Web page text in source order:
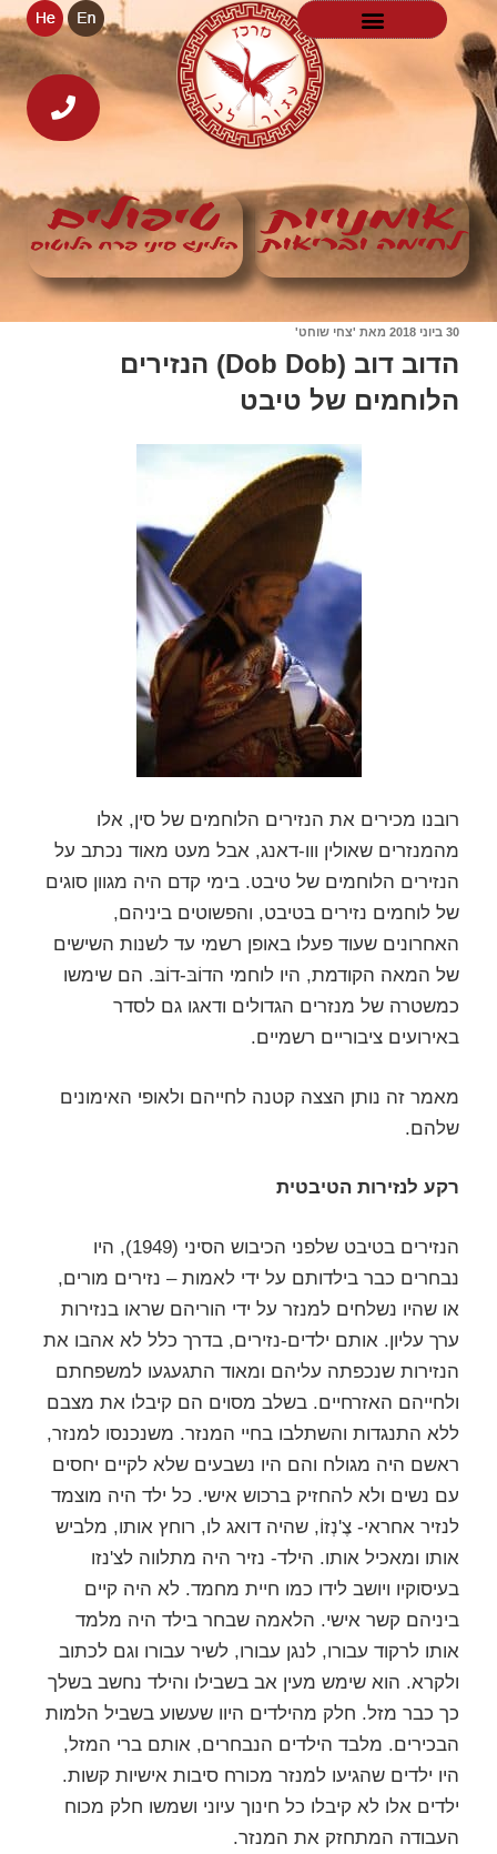
30 ביוני 2018 מאת 'צחי שוחט'
הדוב דוב (Dob Dob) הנזירים
הלוחמים של טיבט
רובנו מכירים את הנזירים הלוחמים של סין, אלו
מהמנזרים שאולין ווו-דאנג, אבל מעט מאוד נכתב על
הנזירים הלוחמים של טיבט. בימי קדם היה מגוון סוגים
של לוחמים נזירים בטיבט, והפשוטים ביניהם,
האחרונים שעוד פעלו באופן רשמי עד לשנות השישים
של המאה הקודמת, היו לוחמי הדוֹבּ-דוֹבּ. הם שימשו
כמשטרה של מנזרים הגדולים ודאגו גם לסדר
באירועים ציבוריים רשמיים.
מאמר זה נותן הצצה קטנה לחייהם ולאופי האימונים
שלהם.
רקע לנזירות הטיבטית
הנזירים בטיבט שלפני הכיבוש הסיני (1949), היו
נבחרים כבר בילדותם על ידי לאמות – נזירים מורים,
או שהיו נשלחים למנזר על ידי הוריהם שראו בנזירות
ערך עליון. אותם ילדים-נזירים, בדרך כלל לא אהבו את
הנזירות שנכפתה עליהם ומאוד התגעגעו למשפחתם
ולחייהם האזרחיים. בשלב מסוים הם קיבלו את מצבם
ללא התנגדות והשתלבו בחיי המנזר. משנכנסו למנזר,
ראשם היה מגולח והם היו נשבעים שלא לקיים יחסים
עם נשים ולא להחזיק ברכוש אישי. כל ילד היה מוצמד
לנזיר אחראי- צֶ'נְזוֹ, שהיה דואג לו, רוחץ אותו, מלביש
אותו ומאכיל אותו. הילד- נזיר היה מתלווה לצ'נזו
בעיסוקיו ויושב לידו כמו חיית מחמד. לא היה קיים
ביניהם קשר אישי. הלאמה שבחר בילד היה מלמד
אותו לרקוד עבורו, לנגן עבורו, לשיר עבורו וגם לכתוב
ולקרא. הוא שימש מעין אב בשבילו והילד נחשב בשלך
כך כבר מזל. חלק מהילדים היוו שעשוע בשביל הלמות
הבכירים. מלבד הילדים הנבחרים, אותם ברי המזל,
היו ילדים שהגיעו למנזר מכורח סיבות אישיות קשות.
ילדים אלו לא קיבלו כל חינוך עיוני ושמשו חלק מכוח
העבודה המתחזק את המנזר.